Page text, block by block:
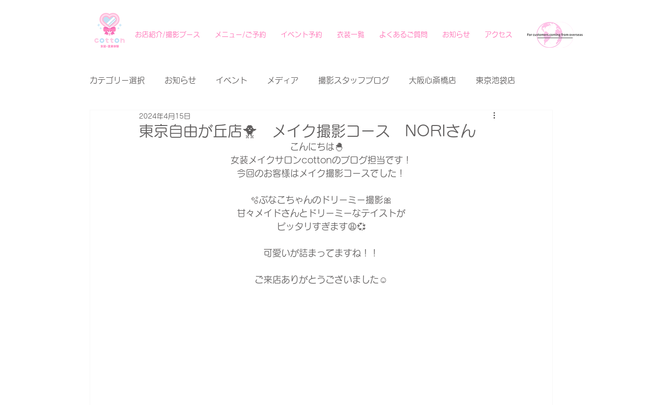
お店紹介/撮影ブース メニュー/ご予約 イベント予約 衣装一覧 よくあるご質問 お知らせ アクセス
カテゴリー選択 お知らせ イベント メディア 撮影スタッフブログ 大阪心斎橋店 東京池袋店
東京自由が丘店🐥 メイク撮影コース NORIさん
2024年4月15日
こんにちは🐣
女装メイクサロンcottonのブログ担当です！
今回のお客様はメイク撮影コースでした！
🫧ぶなこちゃんのドリーミー撮影🎀
甘々メイドさんとドリーミーなテイストが
ピッタリすぎます😩💞
可愛いが詰まってますね！！
ご来店ありがとうございました☺️